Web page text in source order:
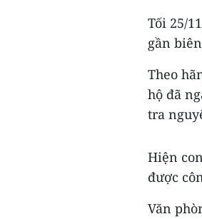
Tối 25/
gần
Theo
hộ đã
tra
Hiện
được
Văn